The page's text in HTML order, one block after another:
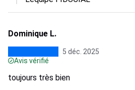
Dominique L.
5 déc. 2025
Avis vérifié
toujours très bien